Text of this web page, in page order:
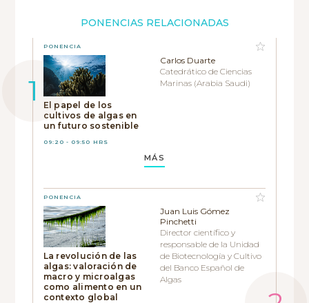
PONENCIAS RELACIONADAS
PONENCIA
El papel de los
cultivos de algas en
un futuro sostenible
09:20 - 09:50 HRS
Carlos Duarte
Catedrático de Ciencias
Marinas (Arabia Saudi)
MÁS
PONENCIA
La revolución de las
algas: valoración de
macro y microalgas
como alimento en un
contexto global
Juan Luis Gómez
Pinchetti
Director científico y
responsable de la Unidad
de Biotecnología y Cultivo
del Banco Español de
Algas